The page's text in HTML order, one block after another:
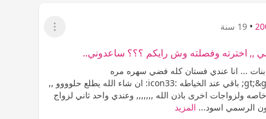
• 19 سنة
عرض القائمة
,, اخترته وفصلته وش رايكم ؟؟؟ ساعدوني..
... انا عندي فستان كله فضي سهره مره
حلوووو&gt;&gt;&gt; باقي عند الخياطه :icon33: ان شاء الله يطلع حلوووو ,,
ولزواجات اخرى باذن الله ,,,,,,, وعندي واحد ثاني لزواج
الرسمي اسود... المزيد